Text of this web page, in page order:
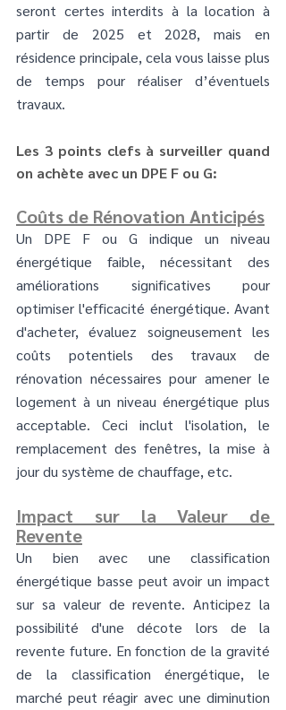
seront certes interdits à la location à
partir de 2025 et 2028, mais en
résidence principale, cela vous laisse plus
de temps pour réaliser d’éventuels
travaux.
Les 3 points clefs à surveiller quand
on achète avec un DPE F ou G:
Coûts de Rénovation Anticipés
Un DPE F ou G indique un niveau
énergétique faible, nécessitant des
améliorations significatives pour
optimiser l'efficacité énergétique. Avant
d'acheter, évaluez soigneusement les
coûts potentiels des travaux de
rénovation nécessaires pour amener le
logement à un niveau énergétique plus
acceptable. Ceci inclut l'isolation, le
remplacement des fenêtres, la mise à
jour du système de chauffage, etc.
Impact sur la Valeur de
Revente
Un bien avec une classification
énergétique basse peut avoir un impact
sur sa valeur de revente. Anticipez la
possibilité d'une décote lors de la
revente future. En fonction de la gravité
de la classification énergétique, le
marché peut réagir avec une diminution